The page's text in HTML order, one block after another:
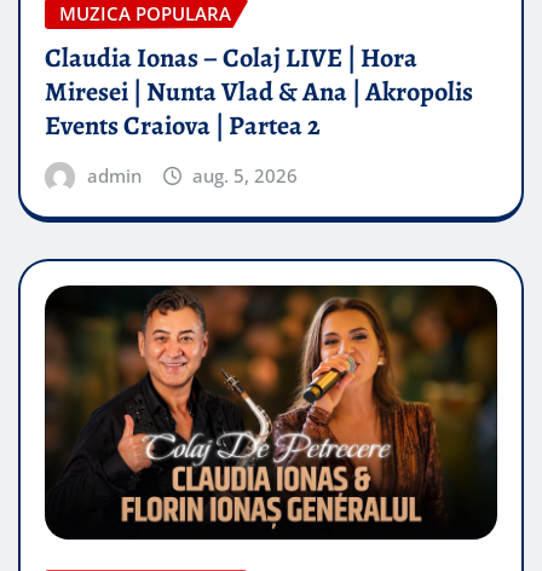
MUZICA POPULARA
Claudia Ionas – Colaj LIVE | Hora
Miresei | Nunta Vlad & Ana | Akropolis
Events Craiova | Partea 2
admin aug. 5, 2026